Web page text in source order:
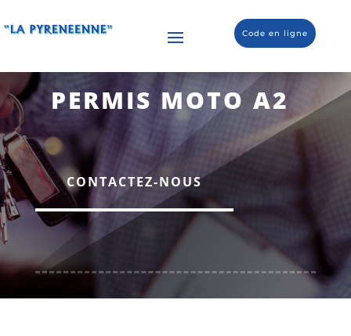
Code en ligne
PERMIS MOTO A2
CONTACTEZ-NOUS